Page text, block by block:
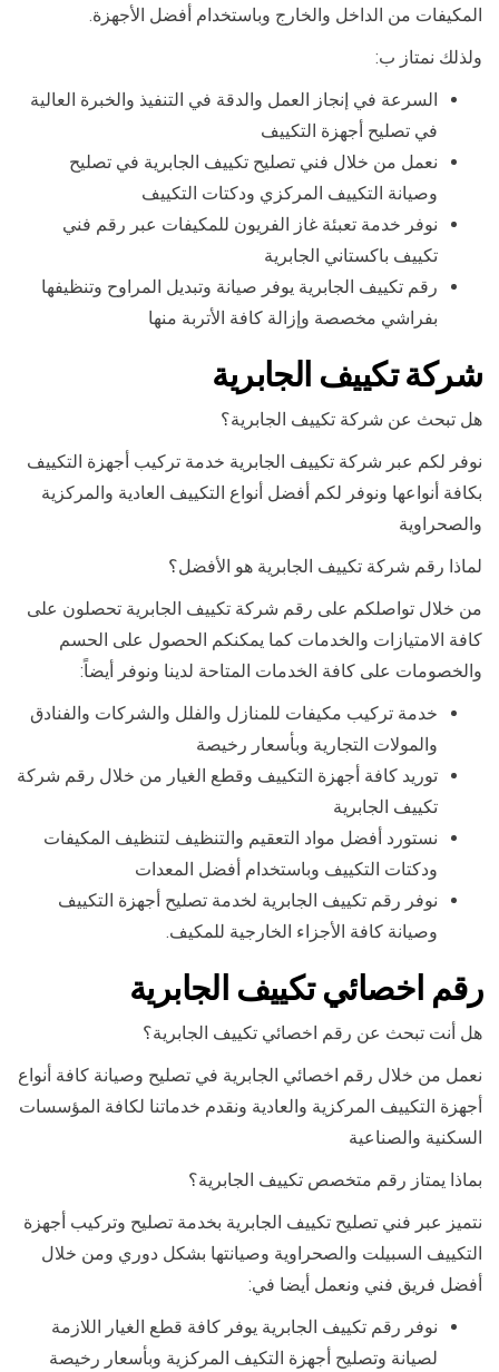
المكيفات من الداخل والخارج وباستخدام أفضل الأجهزة.
ولذلك نمتاز ب:
السرعة في إنجاز العمل والدقة في التنفيذ والخبرة العالية
في تصليح أجهزة التكييف
نعمل من خلال فني تصليح تكييف الجابرية في تصليح
وصيانة التكييف المركزي ودكتات التكييف
نوفر خدمة تعبئة غاز الفريون للمكيفات عبر رقم فني
تكييف باكستاني الجابرية
رقم تكييف الجابرية يوفر صيانة وتبديل المراوح وتنظيفها
بفراشي مخصصة وإزالة كافة الأتربة منها
شركة تكييف الجابرية
هل تبحث عن شركة تكييف الجابرية؟
نوفر لكم عبر شركة تكييف الجابرية خدمة تركيب أجهزة التكييف
بكافة أنواعها ونوفر لكم أفضل أنواع التكييف العادية والمركزية
والصحراوية
لماذا رقم شركة تكييف الجابرية هو الأفضل؟
من خلال تواصلكم على رقم شركة تكييف الجابرية تحصلون على
كافة الامتيازات والخدمات كما يمكنكم الحصول على الحسم
والخصومات على كافة الخدمات المتاحة لدينا ونوفر أيضاً:
خدمة تركيب مكيفات للمنازل والفلل والشركات والفنادق
والمولات التجارية وبأسعار رخيصة
توريد كافة أجهزة التكييف وقطع الغيار من خلال رقم شركة
تكييف الجابرية
نستورد أفضل مواد التعقيم والتنظيف لتنظيف المكيفات
ودكتات التكييف وباستخدام أفضل المعدات
نوفر رقم تكييف الجابرية لخدمة تصليح أجهزة التكييف
وصيانة كافة الأجزاء الخارجية للمكيف.
رقم اخصائي تكييف الجابرية
هل أنت تبحث عن رقم اخصائي تكييف الجابرية؟
نعمل من خلال رقم اخصائي الجابرية في تصليح وصيانة كافة أنواع
أجهزة التكييف المركزية والعادية ونقدم خدماتنا لكافة المؤسسات
السكنية والصناعية
بماذا يمتاز رقم متخصص تكييف الجابرية؟
نتميز عبر فني تصليح تكييف الجابرية بخدمة تصليح وتركيب أجهزة
التكييف السبيلت والصحراوية وصيانتها بشكل دوري ومن خلال
أفضل فريق فني ونعمل أيضا في:
نوفر رقم تكييف الجابرية يوفر كافة قطع الغيار اللازمة
لصيانة وتصليح أجهزة التكيف المركزية وبأسعار رخيصة